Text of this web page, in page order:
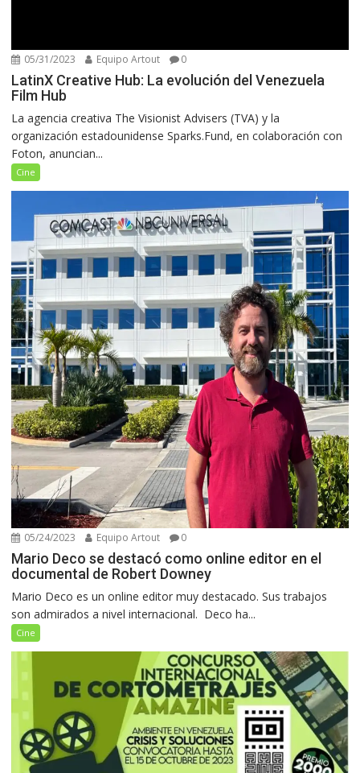
05/31/2023 Equipo Artout 0
LatinX Creative Hub: La evolución del Venezuela
Film Hub
La agencia creativa The Visionist Advisers (TVA) y la
organización estadounidense Sparks.Fund, en colaboración con
Foton, anuncian...
Cine
05/24/2023 Equipo Artout 0
Mario Deco se destacó como online editor en el
documental de Robert Downey
Mario Deco es un online editor muy destacado. Sus trabajos
son admirados a nivel internacional. Deco ha...
Cine